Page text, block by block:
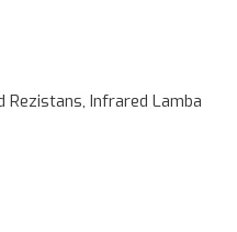
Rezistans, Infrared Lamba